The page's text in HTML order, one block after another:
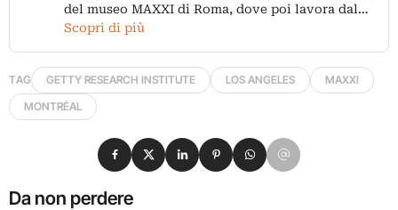
del museo MAXXI di Roma, dove poi lavora dal…
Scopri di più
TAG GETTY RESEARCH INSTITUTE LOS ANGELES
MAXXI
MONTRÉAL
Da non perdere
Condividi su Facebook
Condividi su X
Condividi su LinkedIn
Condividi su Pinterest
Condividi su WhatsApp
Condividi su Email